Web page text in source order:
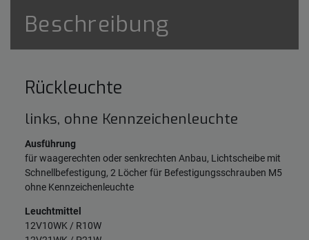
Beschreibung
Rückleuchte
links, ohne Kennzeichenleuchte
Ausführung
für waagerechten oder senkrechten Anbau, Lichtscheibe mit
Schnellbefestigung, 2 Löcher für Befestigungsschrauben M5
ohne Kennzeichenleuchte
Leuchtmittel
12V10WK / R10W